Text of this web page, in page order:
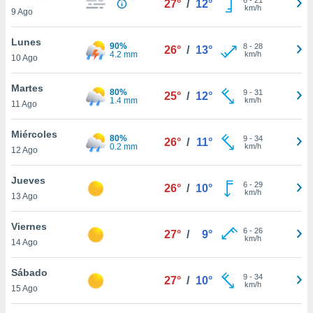
más
nuestra
y
de
disponible
cookies
aceptar
9 Ago
27° / 12°
km/h
Lunes
10 Ago
90%
4.2 mm
26° / 13° 8- 28
km/h
Martes
11 Ago
80%
1.4 mm
25° / 12° 9- 31
km/h
Miércoles
12 Ago
80%
0.2 mm
26° / 11° 9- 34
km/h
Jueves
13 Ago
26° / 10° 6- 29
km/h
Viernes
14 Ago
27° / 9° 6- 26
km/h
Sábado
15 Ago
27° / 10° 9- 34
km/h